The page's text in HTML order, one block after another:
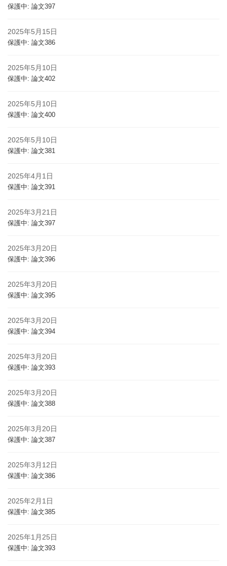
保護中: 論文397
2025年5月15日
保護中: 論文386
2025年5月10日
保護中: 論文402
2025年5月10日
保護中: 論文400
2025年5月10日
保護中: 論文381
2025年4月1日
保護中: 論文391
2025年3月21日
保護中: 論文397
2025年3月20日
保護中: 論文396
2025年3月20日
保護中: 論文395
2025年3月20日
保護中: 論文394
2025年3月20日
保護中: 論文393
2025年3月20日
保護中: 論文388
2025年3月20日
保護中: 論文387
2025年3月12日
保護中: 論文386
2025年2月1日
保護中: 論文385
2025年1月25日
保護中: 論文393